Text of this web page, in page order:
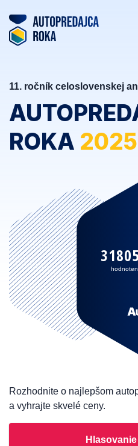
11. ročník celoslovenskej
ROKA 2025
31805
Rozhodnite o najlepšom
a vyhrajte skvelé ceny.